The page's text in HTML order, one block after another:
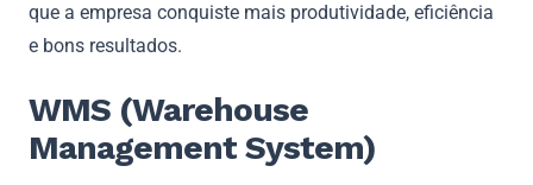
que a empresa conquiste mais produtividade, eficiência
e bons resultados.
WMS (Warehouse
Management System)